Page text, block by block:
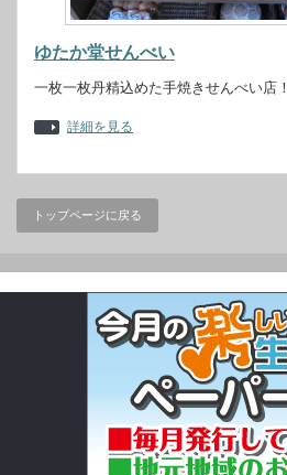
ゆたか堂せんべい
一枚一枚丹精込めた手焼きせんべい店！
詳細を見る
トップページに戻る